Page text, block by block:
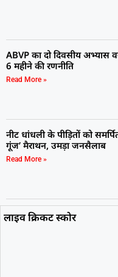
ABVP का दो दिवसीय अभ्यास
6 महीने की रणनीति
Read More »
नीट धांधली के पीड़ितों को
गूंज’ मैराथन, उमड़ा जनसैलाब
Read More »
लाइव क्रिकट स्कोर